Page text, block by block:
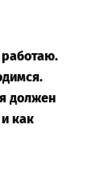
должен
как